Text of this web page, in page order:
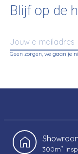
Blijf op de
Geen zorgen, we gaan je
300m²